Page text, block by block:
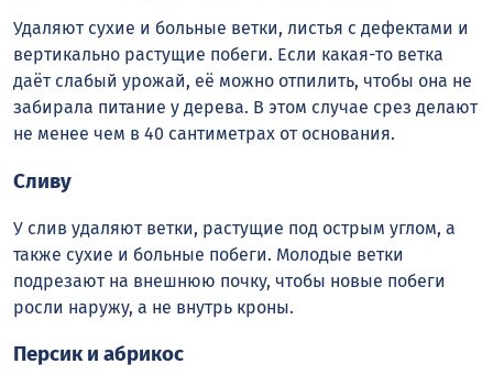
Удаляют сухие и больные ветки, листья с дефектами и
вертикально растущие побеги. Если какая-то ветка
даёт слабый урожай, её можно отпилить, чтобы она не
забирала питание у дерева. В этом случае срез делают
не менее чем в 40 сантиметрах от основания.
Сливу
У слив удаляют ветки, растущие под острым углом, а
также сухие и больные побеги. Молодые ветки
подрезают на внешнюю почку, чтобы новые побеги
росли наружу, а не внутрь кроны.
Персик и абрикос